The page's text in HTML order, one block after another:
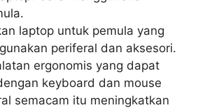
laptop untuk pemula yang
periferal dan aksesori.
ergonomis yang dapat
keyboard dan mouse
semacam itu meningkatkan